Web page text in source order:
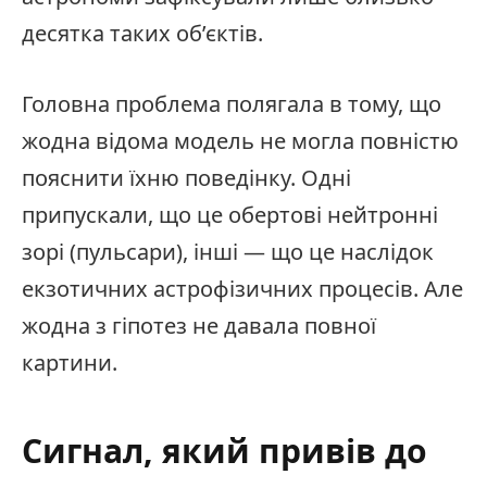
десятка таких об’єктів.
Головна проблема полягала в тому, що
жодна відома модель не могла повністю
пояснити їхню поведінку. Одні
припускали, що це обертові нейтронні
зорі (пульсари), інші — що це наслідок
екзотичних астрофізичних процесів. Але
жодна з гіпотез не давала повної
картини.
Сигнал, який привів до